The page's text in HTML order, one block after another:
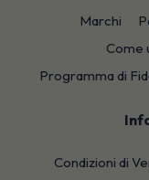
Marchi
Come
Programma di
Condizioni di